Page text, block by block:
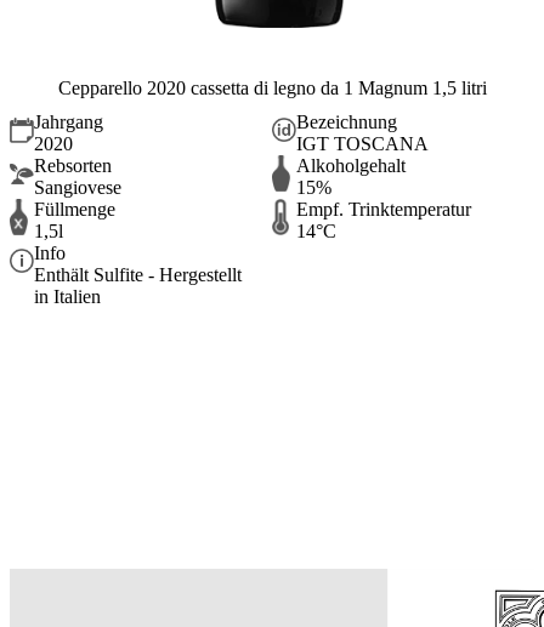
Cepparello 2020 cassetta di legno da 1 Magnum 1,5 litri
Jahrgang
2020
Bezeichnung
IGT TOSCANA
Rebsorten
Sangiovese
Alkoholgehalt
15%
Füllmenge
1,5l
Empf. Trinktemperatur
14°C
Info
Enthält Sulfite - Hergestellt
in Italien